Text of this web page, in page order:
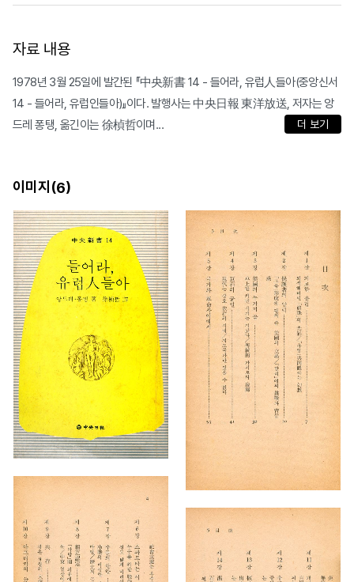
자료 내용
1978년 3월 25일에 발간된 『中央新書 14 - 들어라, 유럽人들아(중앙신서
14 - 들어라, 유럽인들아)』이다. 발행사는 中央日報 東洋放送, 저자는 앙
드레 퐁탱, 옮긴이는 徐楨哲이며...
더 보기
이미지(6)